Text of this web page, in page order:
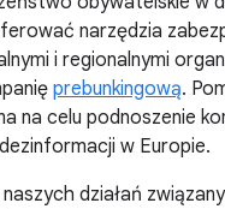
narzędzia
i regionalnymi
prebunkingową.
na celu podnoszenie
w Europie.
działań